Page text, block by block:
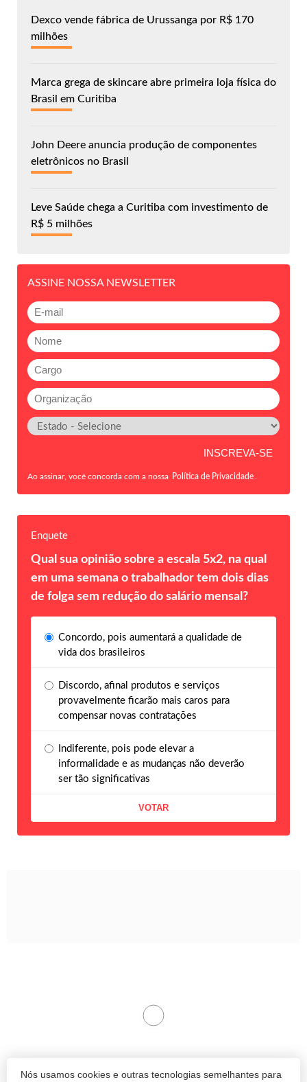
Nós usamos cookies e outras tecnologias semelhantes para
Dexco vende fábrica de Urussanga por R$ 170
milhões
Marca grega de skincare abre primeira loja física do
Brasil em Curitiba
John Deere anuncia produção de componentes
eletrônicos no Brasil
Leve Saúde chega a Curitiba com investimento de
R$ 5 milhões
ASSINE NOSSA NEWSLETTER
Ao assinar, você concorda com a nossa Política de Privacidade
Enquete
Qual sua opinião sobre a escala 5x2, na qual
em uma semana o trabalhador tem dois dias
de folga sem redução do salário mensal?
Concordo, pois aumentará a qualidade de
vida dos brasileiros
Discordo, afinal produtos e serviços
provavelmente ficarão mais caros para
compensar novas contratações
Indiferente, pois pode elevar a
informalidade e as mudanças não deverão
ser tão significativas
distribuidora de vinhos